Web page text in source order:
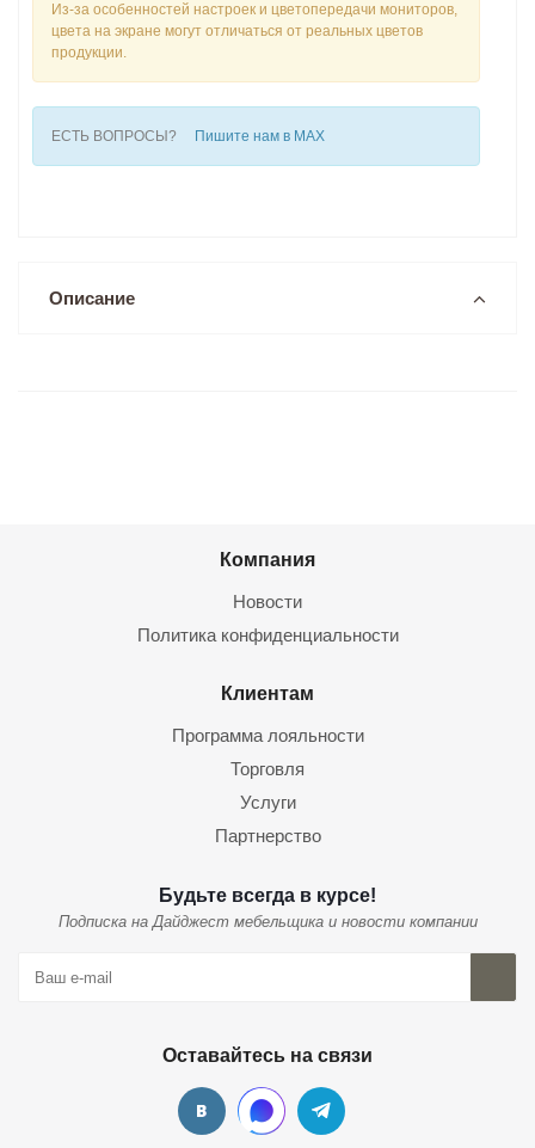
Из-за особенностей настроек и цветопередачи мониторов,
цвета на экране могут отличаться от реальных цветов
продукции.
ЕСТЬ ВОПРОСЫ? Пишите нам в MAX
Описание
Компания
Новости
Политика конфиденциальности
Клиентам
Программа лояльности
Торговля
Услуги
Партнерство
Будьте всегда в курсе!
Подписка на Дайджест мебельщика и новости компании
Оставайтесь на связи